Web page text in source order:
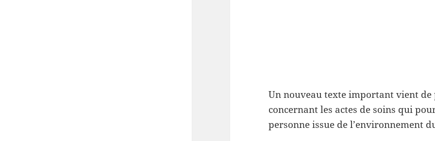
Un nouveau texte important vient
concernant les actes de soins qui
personne issue de l’environnement